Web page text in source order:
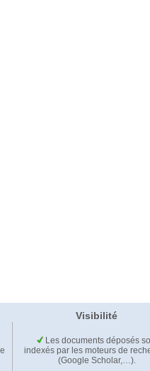
Visibilité
Les documents déposés
indexés par les moteurs de
(Google Scholar,…).